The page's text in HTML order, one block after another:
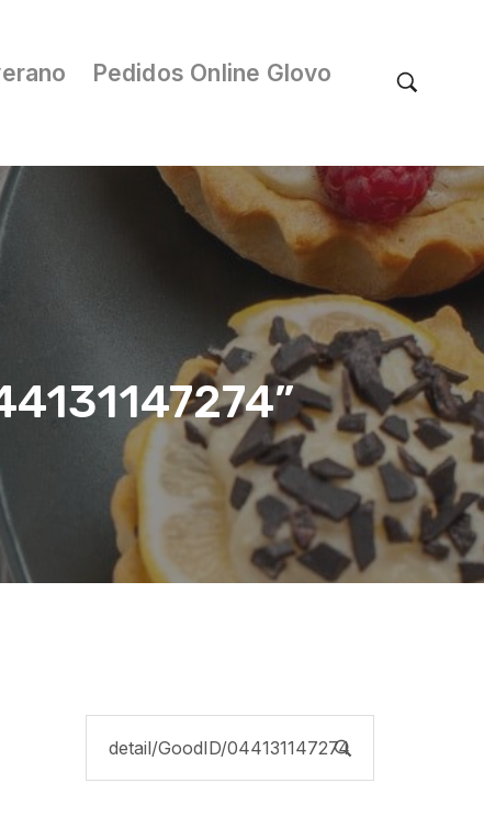
Pedidos Online Glovo